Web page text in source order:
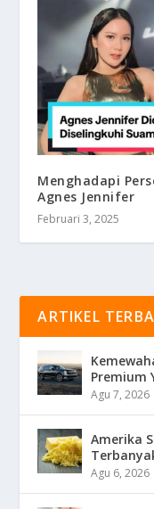
Menghadapi
Agnes Jennifer
Februari 3, 2025
ARTIKEL
Premium
Agu 7, 2026
Amerika
Agu 6, 2026